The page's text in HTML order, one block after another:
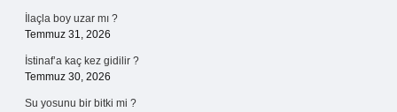
İlaçla boy uzar mı ?
Temmuz 31, 2026
İstinaf’a kaç kez gidilir ?
Temmuz 30, 2026
Su yosunu bir bitki mi ?